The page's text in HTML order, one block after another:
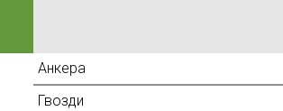
Анкера
Гвозди